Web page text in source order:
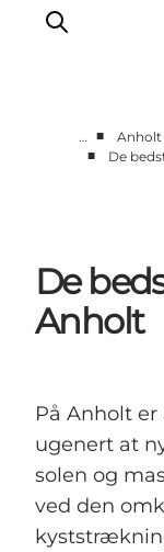
Randers
Silkeborg
Viborg
… ■
Anholt
■
De
De
Anholt
På Anholt
ugenert at
solen og
ved den